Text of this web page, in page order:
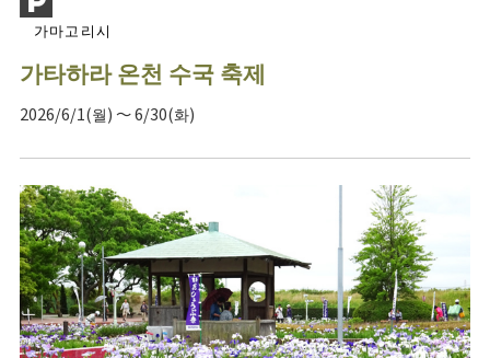
가마고리시
가타하라 온천 수국 축제
2026/6/1(월) ～ 6/30(화)